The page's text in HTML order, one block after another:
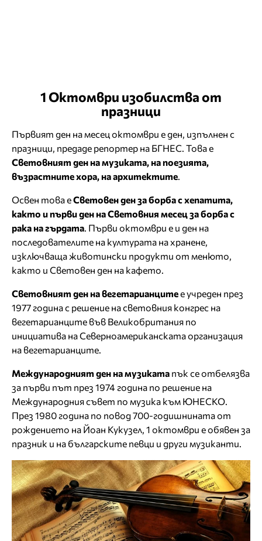
1 Октомври изобилства от
празници
Първият ден на месец октомври е ден, изпълнен с
празници, предаде репортер на БГНЕС. Това е
Световният ден на музиката, на поезията,
възрастните хора, на архитектите
Освен това еСветовен ден за борба с хепатита,
както и първи ден на Световния месец за борба с
рака на гърдата . Първи октомври е и ден на
последователите на културата на хранене,
изключваща животински продукти от менюто,
както и Световен ден на кафето.
Световният ден на вегетарианцитее учреден през
1977 година с решение на световния конгрес на
вегетарианците във Великобритания по
инициатива на Северноамериканската организация
на вегетарианците.
Международният ден на музиката пък се отбелязва
за първи път през 1974 година по решение на
Международния съвет по музика към ЮНЕСКО.
През 1980 година по повод 700-годишнината от
рождението на Йоан Кукузел, 1 октомври е обявен за
празник и на българските певци и други музиканти.